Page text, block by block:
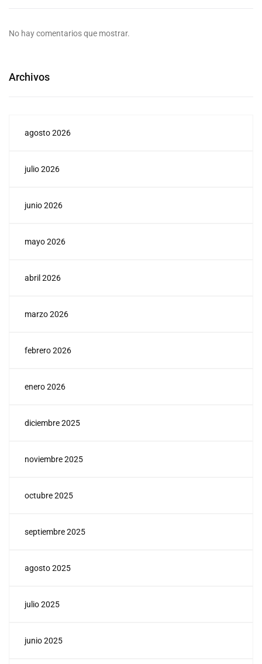
No hay comentarios que mostrar.
Archivos
agosto 2026
julio 2026
junio 2026
mayo 2026
abril 2026
marzo 2026
febrero 2026
enero 2026
diciembre 2025
noviembre 2025
octubre 2025
septiembre 2025
agosto 2025
julio 2025
junio 2025